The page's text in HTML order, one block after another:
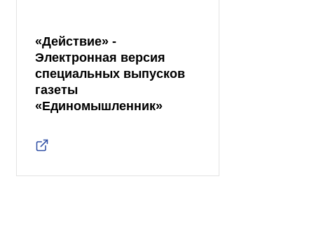
«Действие» -
Электронная версия
специальных выпусков
газеты
«Единомышленник»